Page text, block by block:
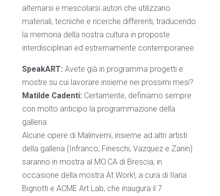
alternarsi e mescolarsi autori che utilizzano
materiali, tecniche e ricerche differenti, traducendo
la memoria della nostra cultura in proposte
interdisciplinari ed estremamente contemporanee.
SpeakART: Avete già in programma progetti e
mostre su cui lavorare insieme nei prossimi mesi?
Matilde Cadenti: Certamente, definiamo sempre
con molto anticipo la programmazione della
galleria.
Alcune opere di Malinverni, insieme ad altri artisti
della galleria (Infranco, Fineschi, Vazquez e Zanin)
saranno in mostra al MO.CA di Brescia, in
occasione della mostra At Work!, a cura di Ilaria
Bignotti e ACME Art Lab, che inaugura il 7